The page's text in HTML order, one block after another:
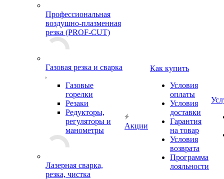
Профессиональная
воздушно-плазменная
резка (PROF-CUT)
Газовая резка и сварка
Газовые
горелки
Резаки
Редукторы,
регуляторы и
манометры
Лазерная сварка,
резка, чистка
Акции
Как купить
Условия
оплаты
Условия
доставки
Гарантия
на товар
Условия
возврата
Программа
лояльности